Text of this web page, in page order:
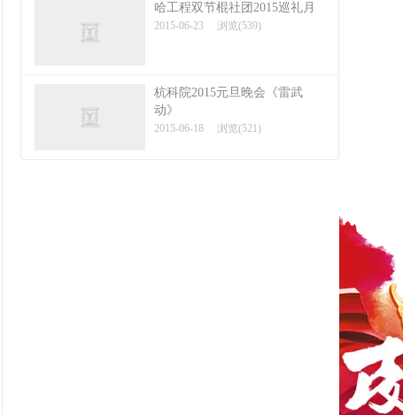
哈工程双节棍社团2015巡礼月
2015-06-23 浏览(539)
杭科院2015元旦晚会《雷武
动》
2015-06-18 浏览(521)